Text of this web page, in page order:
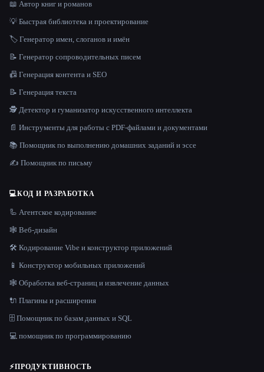
📖 Автор книг и романов
💡 Быстрая библиотека и проектирование
🏷️ Генератор имен, слоганов и имён
📝 Генератор сопроводительных писем
📠 Генерация контента и SEO
📝 Генерация текста
🕵️ Детектор и гуманизатор искусственного интеллекта
📄 Инструменты для работы с PDF-файлами и документами
📚 Помощник по выполнению домашних заданий и эссе
✍️ Помощник по письму
💻КОД И РАЗРАБОТКА
🦾 Агентское кодирование
🕸 Веб-дизайн
🛠️ Кодирование Vibe и конструктор приложений
📱 Конструктор мобильных приложений
🕸️ Обработка веб-страниц и извлечение данных
🔌 Плагины и расширения
🗄️ Помощник по базам данных и SQL
💻 помощник по программированию
⚡ПРОДУКТИВНОСТЬ